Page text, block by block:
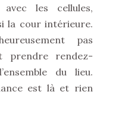
les cellules,
la cour intérieure.
pas
prendre rendez-
du lieu.
est là et rien